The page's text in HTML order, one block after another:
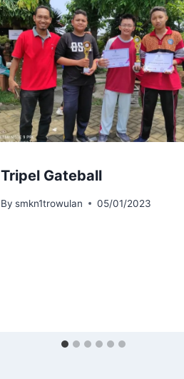
Tripel Gateball
By smkn1trowulan 05/01/2023